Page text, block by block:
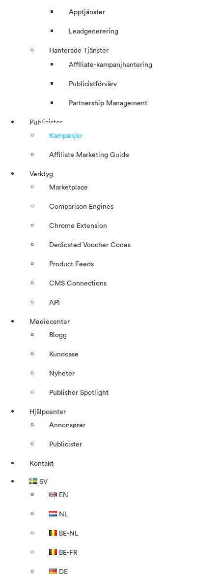
Apptjänster
Leadgenerering
Hanterade Tjänster
Affiliate-kampanjhantering
Publicistförvärv
Partnership Management
Publicister
Kampanjer
Affiliate Marketing Guide
Verktyg
Marketplace
Comparison Engines
Chrome Extension
Dedicated Voucher Codes
Product Feeds
CMS Connections
API
Mediecenter
Blogg
Kundcase
Nyheter
Publisher Spotlight
Hjälpcenter
Annonsører
Publicister
Kontakt
SV
EN
NL
BE-NL
BE-FR
DE